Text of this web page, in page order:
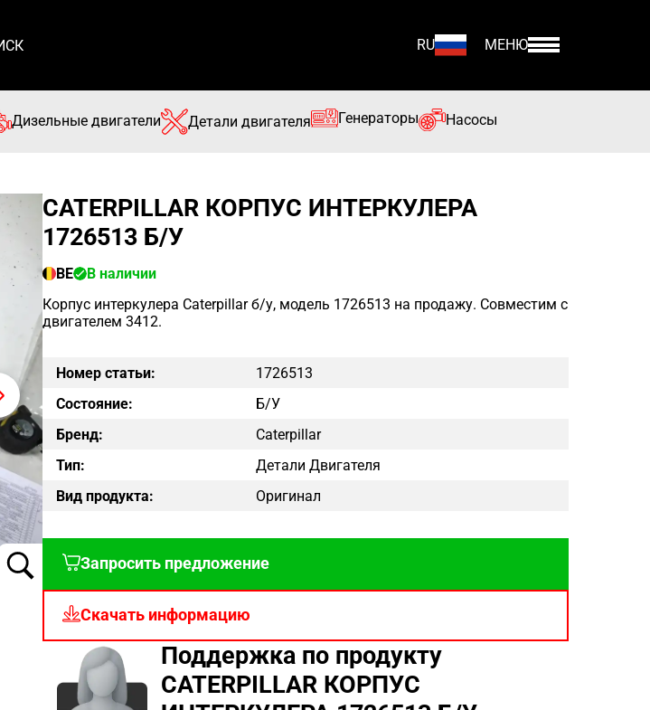
RU МЕНЮ
Дизельные двигатели Детали двигателя Генераторы Насосы
CATERPILLAR КОРПУС ИНТЕРКУЛЕРА
1726513 Б/У
BE
В наличии
Корпус интеркулера Caterpillar б/у, модель 1726513 на продажу. Совместим с
двигателем 3412.
Номер статьи:
1726513
Состояние:
Б/у
Бренд:
Caterpillar
Тип:
Детали Двигателя
Вид продукта:
Оригинал
Запросить предложение
Скачать информацию
Поддержка по продукту
CATERPILLAR КОРПУС